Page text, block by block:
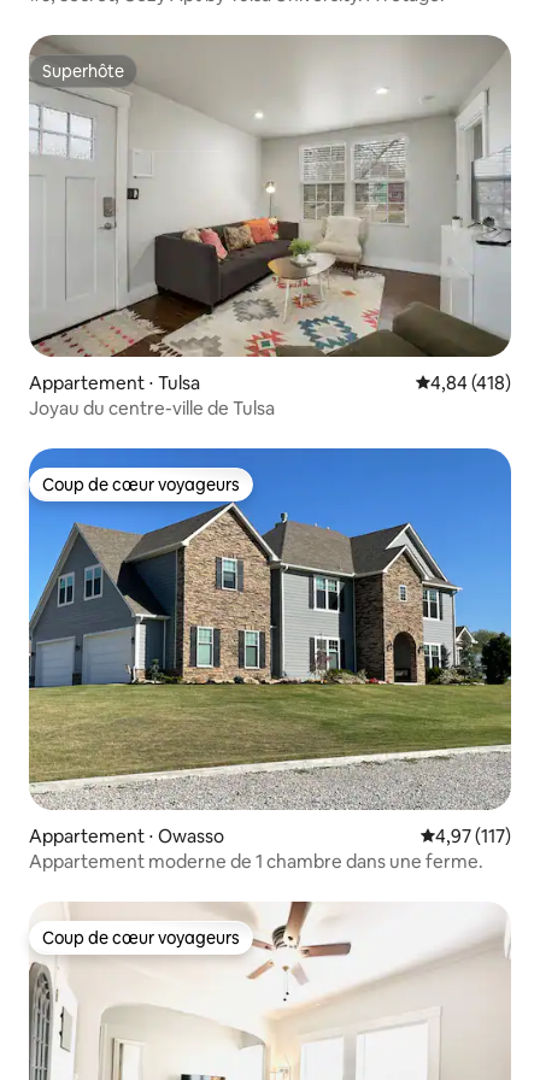
Superhôte
Superhôte
Appartement ⋅ Tulsa Évaluation
4,84 (418)
Joyau du centre-ville de Tulsa
Coup de cœur voyageurs
Coup de cœur voyageurs
Appartement ⋅ Owasso Évaluation
4,97 (117)
Appartement moderne de 1 chambre dans une ferme.
Coup de cœur voyageurs
Coup de cœur voyageurs